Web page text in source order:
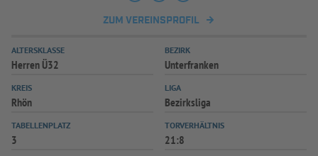
ZUM VEREINSPROFIL
ALTERSKLASSE
Herren Ü32
BEZIRK
Unterfranken
KREIS
Rhön
LIGA
Bezirksliga
TABELLENPLATZ
3
TORVERHÄLTNIS
21:8